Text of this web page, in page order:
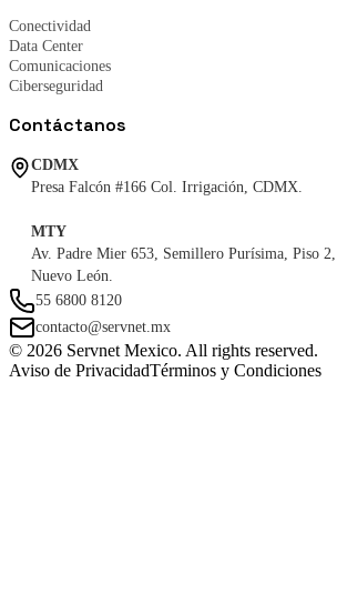
Conectividad
Data Center
Comunicaciones
Ciberseguridad
Contáctanos
CDMX
Presa Falcón #166 Col. Irrigación, CDMX.
MTY
Av. Padre Mier 653, Semillero Purísima, Piso
Nuevo León.
55 6800 8120
contacto@servnet.mx
© 2026 Servnet Mexico. All rights reserved.
Aviso de PrivacidadTérminos y Condiciones